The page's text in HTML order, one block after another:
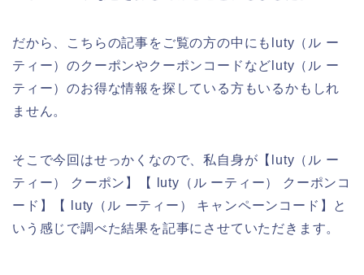
だから、こちらの記事をご覧の方の中にもluty（ル ー
ティー）のクーポンやクーポンコードなどluty（ル ー
ティー）のお得な情報を探している方もいるかもしれ
ません。
そこで今回はせっかくなので、私自身が【luty（ル ー
ティー） クーポン】【 luty（ル ーティー） クーポンコ
ード】【 luty（ル ーティー） キャンペーンコード】と
いう感じで調べた結果を記事にさせていただきます。